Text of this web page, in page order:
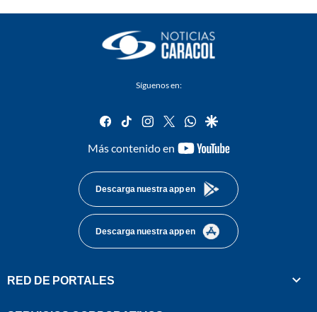
Síguenos en:
facebook
tiktok instagram
twitterwhatsapp
google
Más contenido en
youtube-
Descarga nuestra app en
Descarga nuestra app en
RED DE PORTALES